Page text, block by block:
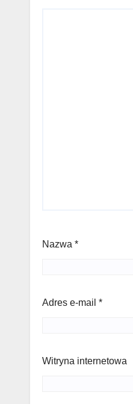
Nazwa *
Adres e-mail *
Witryna internetowa